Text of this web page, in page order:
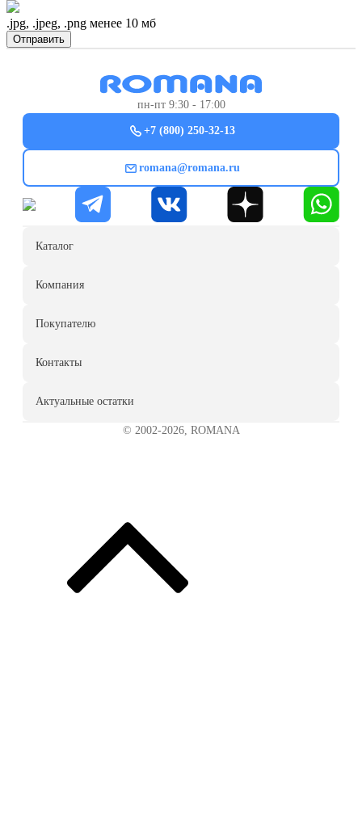
.jpg, .jpeg, .png менее 10 мб
Отправить
пн-пт 9:30 - 17:00
+7 (800) 250-32-13
romana@romana.ru
Каталог
Компания
Покупателю
Контакты
Актуальные остатки
© 2002-2026, ROMANA